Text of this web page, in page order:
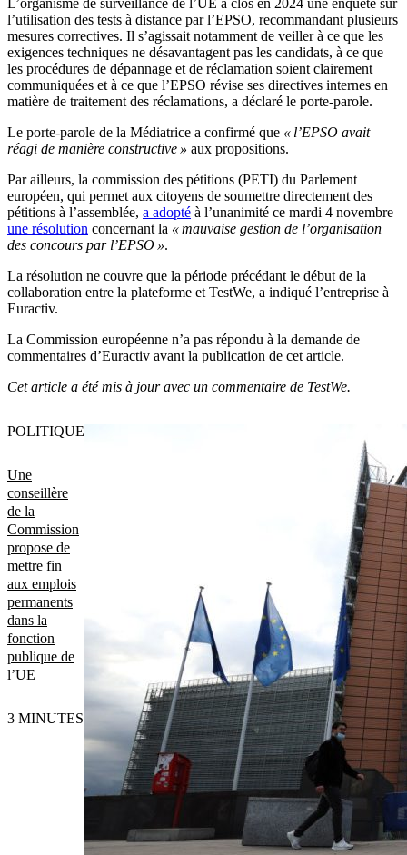
L’organisme de surveillance de l’UE a clos en 2024 une enquête sur
l’utilisation des tests à distance par l’EPSO, recommandant plusieurs
mesures correctives. Il s’agissait notamment de veiller à ce que les
exigences techniques ne désavantagent pas les candidats, à ce que
les procédures de dépannage et de réclamation soient clairement
communiquées et à ce que l’EPSO révise ses directives internes en
matière de traitement des réclamations, a déclaré le porte-parole.
Le porte-parole de la Médiatrice a confirmé que « l’EPSO avait
réagi de manière constructive » aux propositions.
Par ailleurs, la commission des pétitions (PETI) du Parlement
européen, qui permet aux citoyens de soumettre directement des
pétitions à l’assemblée, a adopté à l’unanimité ce mardi 4 novembre
une résolution concernant la « mauvaise gestion de l’organisation
des concours par l’EPSO ».
La résolution ne couvre que la période précédant le début de la
collaboration entre la plateforme et TestWe, a indiqué l’entreprise à
Euractiv.
La Commission européenne n’a pas répondu à la demande de
commentaires d’Euractiv avant la publication de cet article.
Cet article a été mis à jour avec un commentaire de TestWe.
Une
conseillère
de la
Commission
propose de
mettre fin
aux emplois
permanents
dans la
fonction
publique de
l’UE
POLITIQUE
3 MINUTES